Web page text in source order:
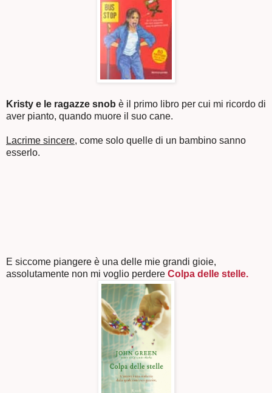
Kristy e le ragazze snob è il primo libro per cui mi ricordo di
aver pianto, quando muore il suo cane.
Lacrime sincere, come solo quelle di un bambino sanno
esserlo.
E siccome piangere è una delle mie grandi gioie,
assolutamente non mi voglio perdere Colpa delle stelle.